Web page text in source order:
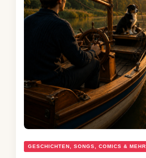
GESCHICHTEN, SONGS, COMICS & MEHR